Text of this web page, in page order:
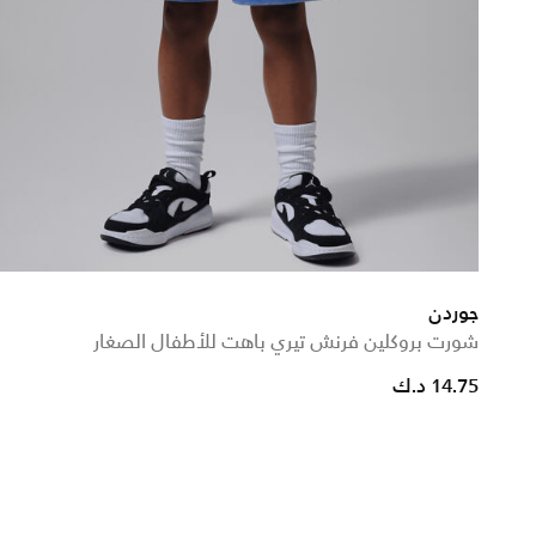
جوردن
شورت بروكلين فرنش تيري باهت للأطفال الصغار
14.75 د.ك
from